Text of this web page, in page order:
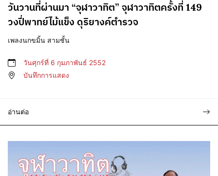
วันวานที่ผ่านมา “จุฬาวาทิต” จุฬาวาทิตครั้งที่ 149
วงปี่พาทย์ไม้แข็ง ดุริยางค์ตำรวจ
เพลงนกขมิ้น สามชั้น
วันศุกร์ที่ 6 กุมภาพันธ์ 2552
บันทึกการแสดง
อ่านต่อ